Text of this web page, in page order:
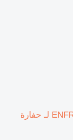
مبرد الزيت ENFRIADOR DE ACEITE 444-9675 لـ حفارة